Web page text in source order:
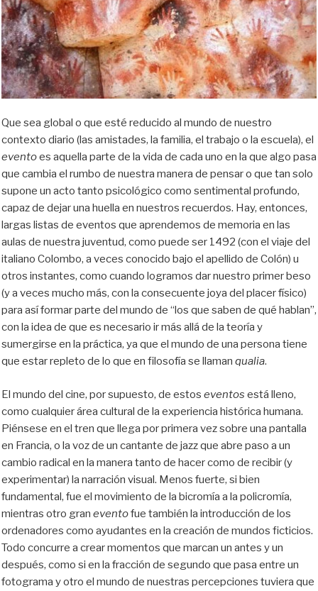
Que sea global o que esté reducido al mundo de nuestro
contexto diario (las amistades, la familia, el trabajo o la escuela), el
eventoes aquella parte de la vida de cada uno en la que algo pasa
que cambia el rumbo de nuestra manera de pensar o que tan solo
supone un acto tanto psicológico como sentimental profundo,
capaz de dejar una huella en nuestros recuerdos. Hay, entonces,
largas listas de eventos que aprendemos de memoria en las
aulas de nuestra juventud, como puede ser 1492 (con el viaje del
italiano Colombo, a veces conocido bajo el apellido de Colón) u
otros instantes, como cuando logramos dar nuestro primer beso
(y a veces mucho más, con la consecuente joya del placer físico)
para así formar parte del mundo de “los que saben de qué hablan”,
con la idea de que es necesario ir más allá de la teoría y
sumergirse en la práctica, ya que el mundo de una persona tiene
que estar repleto de lo que en filosofía se llaman qualia.
El mundo del cine, por supuesto, de estos eventos está lleno,
como cualquier área cultural de la experiencia histórica humana.
Piénsese en el tren que llega por primera vez sobre una pantalla
en Francia, o la voz de un cantante de jazz que abre paso a un
cambio radical en la manera tanto de hacer como de recibir (y
experimentar) la narración visual. Menos fuerte, si bien
fundamental, fue el movimiento de la bicromía a la policromía,
mientras otro gran eventofue también la introducción de los
ordenadores como ayudantes en la creación de mundos ficticios.
Todo concurre a crear momentos que marcan un antes y un
después, como si en la fracción de segundo que pasa entre un
fotograma y otro el mundo de nuestras percepciones tuviera que